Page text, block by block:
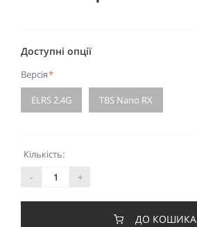
Доступні опції
Версія*
ELRS 2.4G TBS Nano RX
Кількість:
-
+
ДО КОШИКА